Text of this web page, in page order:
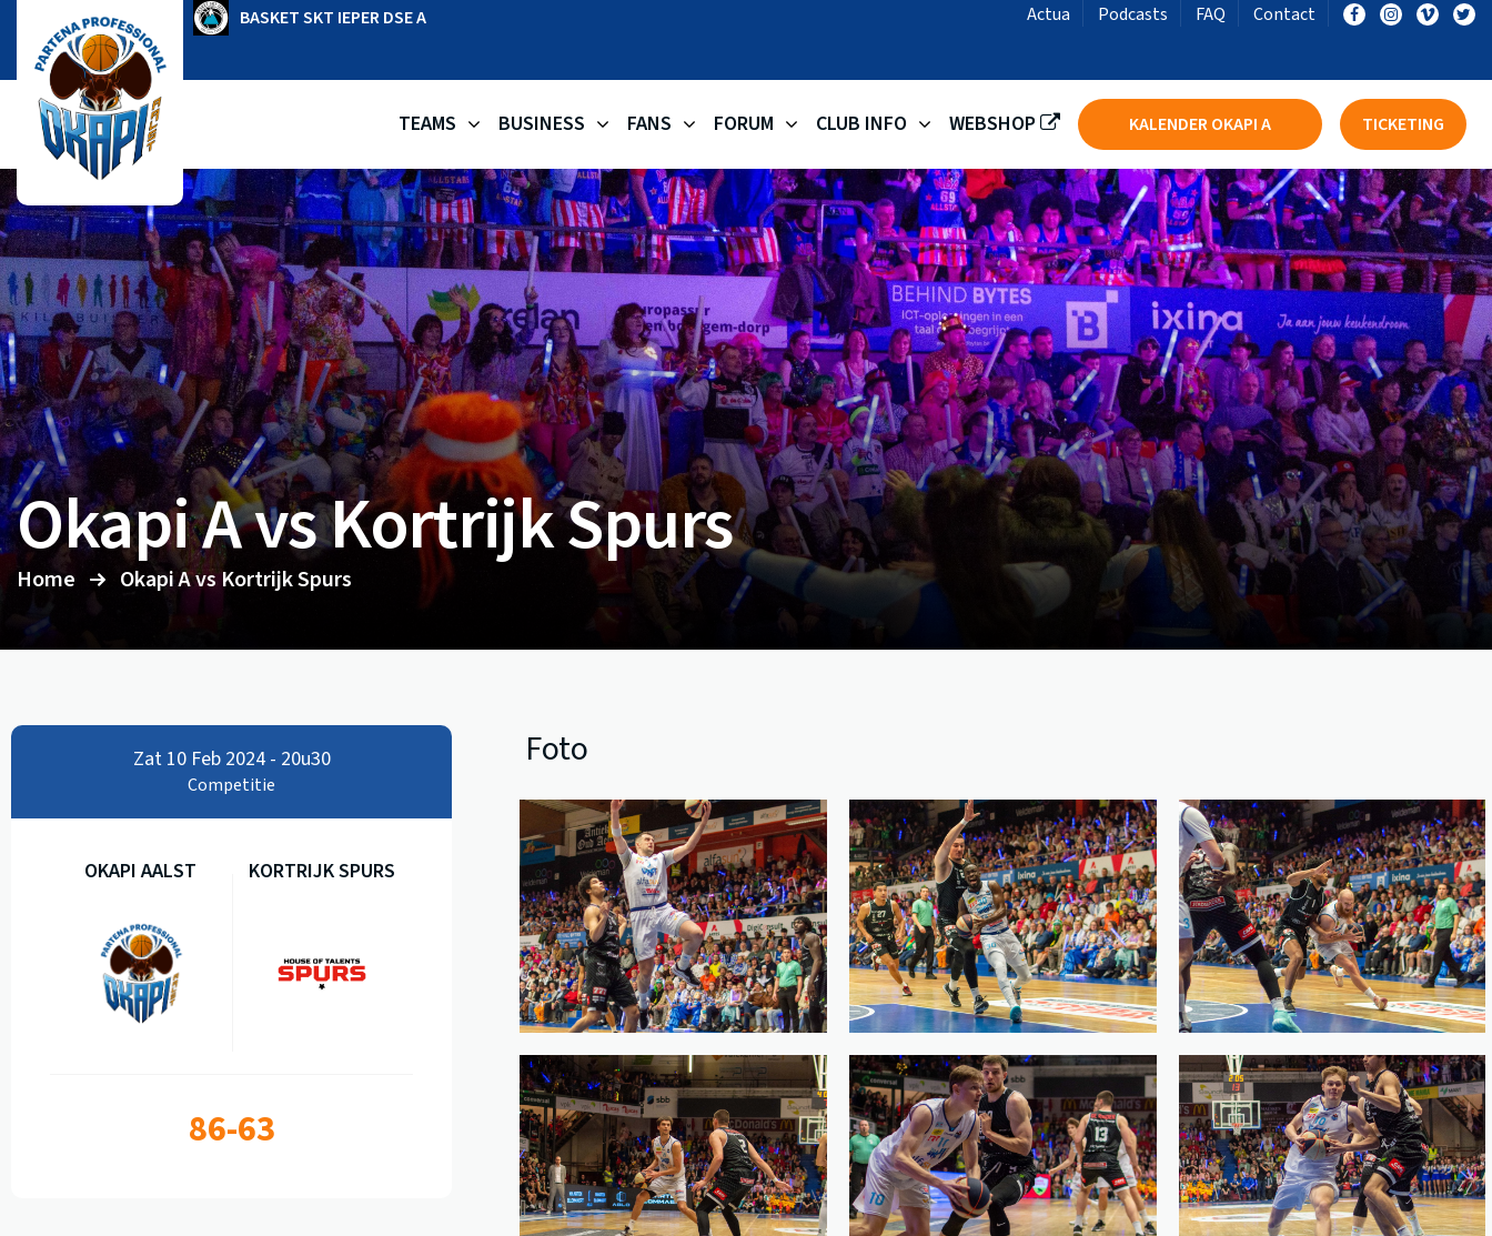
inhoud
OKAPI AALST BASKET SKT IEPER DSE A BASKET SKT IEPER DSE A
Actua Podcasts FAQ Contact
TEAMS BUSINESS FANS FORUM CLUB INFO WEBSHOP KALENDER OKAPI A TICKETING
Okapi A vs Kortrijk Spurs
Home Okapi A vs Kortrijk Spurs
Foto
Zat 10 Feb 2024 - 20u30
Competitie
OKAPI AALST KORTRIJK SPURS
86-63